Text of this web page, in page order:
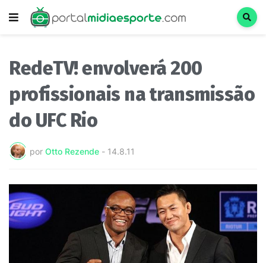
RedeTV! envolverá 200
profissionais na transmissão
do UFC Rio
por Otto Rezende - 14.8.11